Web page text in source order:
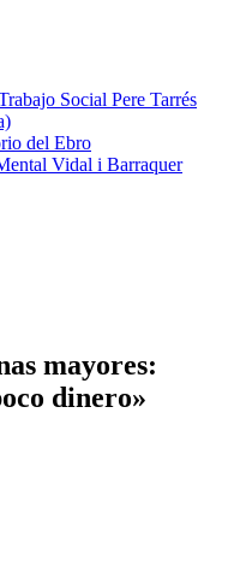
Social Pere Tarrés
del Ebro
Vidal i Barraquer
mayores:
dinero»